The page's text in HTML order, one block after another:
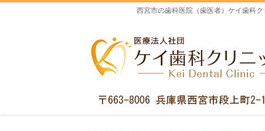
西宮市の歯科医院（歯医者）ケイ歯科